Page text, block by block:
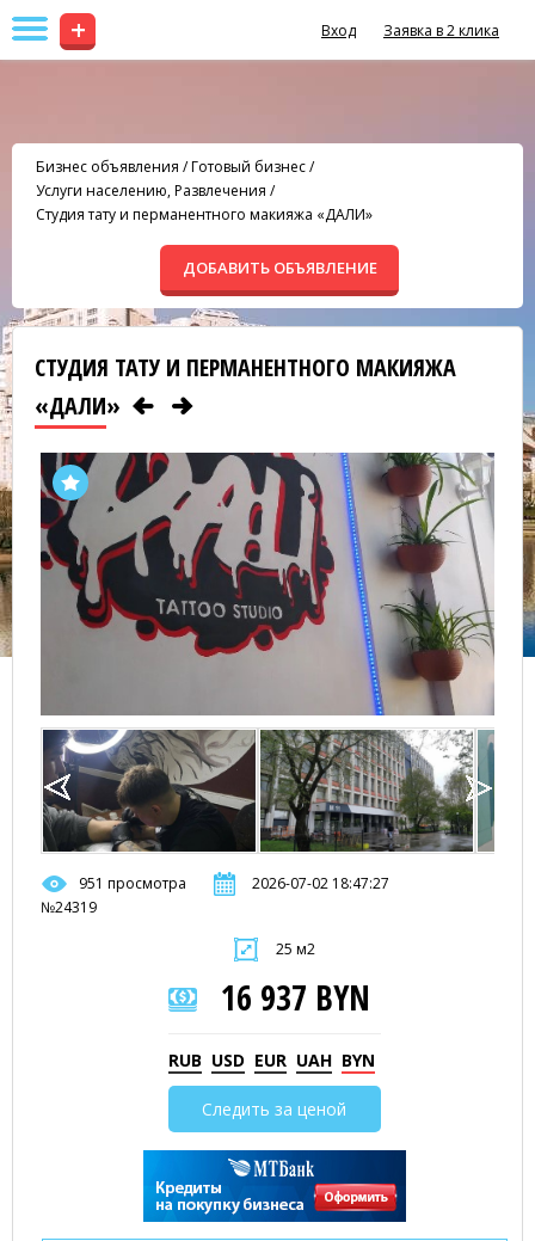
+ Вход Заявка в 2 клика
Бизнес объявления /Готовый бизнес/
Услуги населению, Развлечения /
Студия тату и перманентного макияжа «ДАЛИ»
ДОБАВИТЬ ОБЪЯВЛЕНИЕ
СТУДИЯ ТАТУ И ПЕРМАНЕНТНОГО МАКИЯЖА
«ДАЛИ»
951 просмотра
2026-07-02 18:47:27
№24319
25 м2
16 937 BYN
RUB USD EUR UAH BYN
Следить за ценой